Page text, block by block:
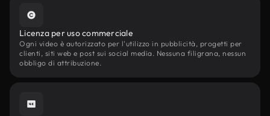
Licenza per uso commerciale
Ogni video è autorizzato per l'utilizzo in pubblicità, progetti per
clienti, siti web e post sui social media. Nessuna filigrana, nessun
obbligo di attribuzione.